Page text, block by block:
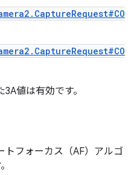
値は有効です。
トフォーカス（AF）アルゴ